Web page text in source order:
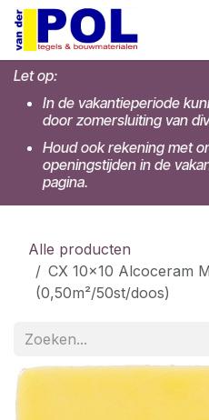
Overslaan naar inhoud
Let op:
In de vakantieperiode
door zomersluiting van
Houd ook rekening met
openingstijden in de
pagina.
Alle producten
CX 10x10 Alcoceram
(0,50m²/50st/doos)